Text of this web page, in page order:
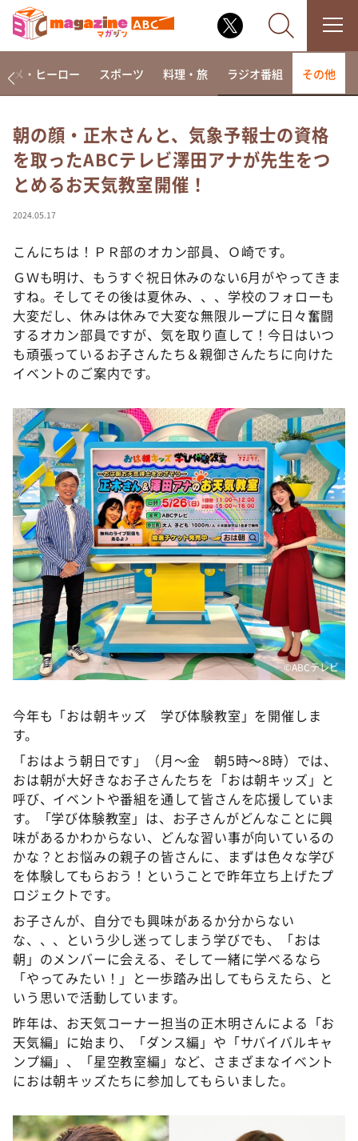
なるみ・岡村の過ぎるTV
相席食堂
これ余談なんですけど・・・
て真剣です
探偵！ナイトスクープ
news おかえり
河合＆A.B.C-Z塚田×福井アナ「なんでやねん！？」
（news おかえり）
DAIGOも台所 ～きょうの献立 何にする？～
朝だ！生です旅サラダ
教えて！ニュースライブ 正義のミカタ
ＬＩＦＥ～夢のカタチ～
新婚さんいらっしゃい！
ポツンと一軒家
ザキ山小屋本館
ぺこぱのまるスポ
アナ回覧板
メ・ヒーロー スポーツ 料理・旅 ラジオ番組 その他
朝の顔・正木さんと、気象予報士の資格
を取ったABCテレビ澤田アナが先生をつ
とめるお天気教室開催！
2024.05.17
こんにちは！ＰＲ部のオカン部員、Ｏ崎です。
ＧＷも明け、もうすぐ祝日休みのない6月がやってきま
すね。そしてその後は夏休み、、、学校のフォローも
大変だし、休みは休みで大変な無限ループに日々奮闘
するオカン部員ですが、気を取り直して！今日はいつ
も頑張っているお子さんたち＆親御さんたちに向けた
イベントのご案内です。
©️ABCテレビ
今年も「おは朝キッズ 学び体験教室」を開催しま
す。
「おはよう朝日です」（月〜金 朝5時〜8時）では、
おは朝が大好きなお子さんたちを「おは朝キッズ」と
呼び、イベントや番組を通して皆さんを応援していま
す。「学び体験教室」は、お子さんがどんなことに興
味があるかわからない、どんな習い事が向いているの
かな？とお悩みの親子の皆さんに、まずは色々な学び
を体験してもらおう！ということで昨年立ち上げたプ
ロジェクトです。
お子さんが、自分でも興味があるか分からない
な、、、という少し迷ってしまう学びでも、「おは
朝」のメンバーに会える、そして一緒に学べるなら
「やってみたい！」と一歩踏み出してもらえたら、と
いう思いで活動しています。
昨年は、お天気コーナー担当の正木明さんによる「お
天気編」に始まり、「ダンス編」や「サバイバルキャ
ンプ編」、「星空教室編」など、さまざまなイベント
におは朝キッズたちに参加してもらいました。